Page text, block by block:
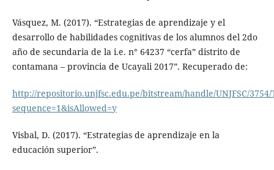
Vásquez, M. (2017). “Estrategias de aprendizaje y el
desarrollo de habilidades cognitivas de los alumnos del 2do
año de secundaria de la i.e. n° 64237 “cerfa” distrito de
contamana – provincia de Ucayali 2017”. Recuperado de:
http://repositorio.unjfsc.edu.pe/bitstream/handle/UNJFSC/3754/
sequence=1&isAllowed=y
Visbal, D. (2017). “Estrategias de aprendizaje en la
educación superior”.